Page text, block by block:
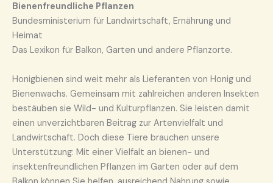
Bienenfreundliche Pflanzen
Bundesministerium für Landwirtschaft, Ernährung und
Heimat
Das Lexikon für Balkon, Garten und andere Pflanzorte.
Honigbienen sind weit mehr als Lieferanten von Honig und
Bienenwachs. Gemeinsam mit zahlreichen anderen Insekten
bestäuben sie Wild- und Kulturpflanzen. Sie leisten damit
einen unverzichtbaren Beitrag zur Artenvielfalt und
Landwirtschaft. Doch diese Tiere brauchen unsere
Unterstützung: Mit einer Vielfalt an bienen- und
insektenfreundlichen Pflanzen im Garten oder auf dem